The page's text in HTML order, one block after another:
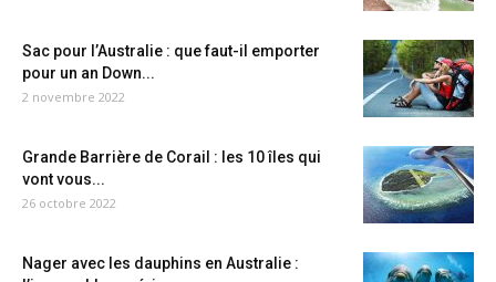
Sac pour l’Australie : que faut-il emporter
pour un an Down...
2 novembre 2022
Grande Barrière de Corail : les 10 îles qui
vont vous...
26 octobre 2022
Nager avec les dauphins en Australie :